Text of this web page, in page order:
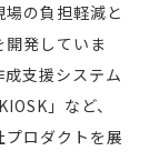
の負担軽減と
発していま
支援システム
」など、
ロダクトを展